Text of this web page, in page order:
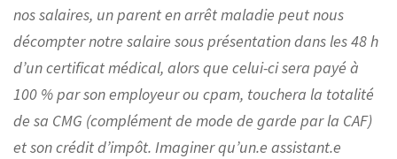
nos salaires, un parent en arrêt maladie peut nous
décompter notre salaire sous présentation dans les 48 h
d’un certificat médical, alors que celui-ci sera payé à
100 % par son employeur ou cpam, touchera la totalité
de sa CMG (complément de mode de garde par la CAF)
et son crédit d’impôt. Imaginer qu’un.e assistant.e